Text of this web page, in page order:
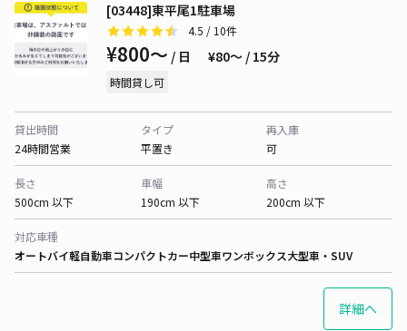
[03448]東平尾1駐車場
4.5 / 10件
¥800〜 / 日 ¥80〜 / 15分
時間貸し可
貸出時間
24時間営業
タイプ
平置き
再入庫
可
長さ
500cm 以下
車幅
190cm 以下
高さ
200cm 以下
対応車種
オートバイ軽自動車コンパクトカー中型車ワンボックス大型車・SUV
詳細へ